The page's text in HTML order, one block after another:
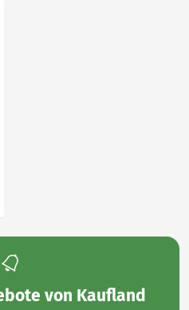
von Kaufland